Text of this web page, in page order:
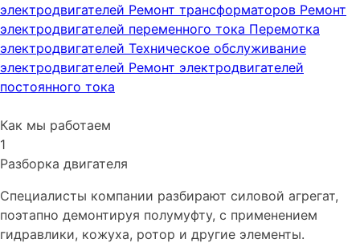
электродвигателей Ремонт трансформаторов Ремонт
электродвигателей переменного тока Перемотка
электродвигателей Техническое обслуживание
электродвигателей Ремонт электродвигателей
постоянного тока
Как мы работаем
1
Разборка двигателя
Специалисты компании разбирают силовой агрегат,
поэтапно демонтируя полумуфту, с применением
гидравлики, кожуха, ротор и другие элементы.